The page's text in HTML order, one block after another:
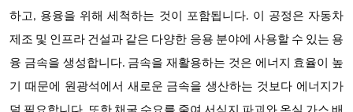
하고, 용융을 위해 세척하는 것이 포함됩니다. 이 공정은 자동차
제조 및 인프라 건설과 같은 다양한 응용 분야에 사용할 수 있는 용
융 금속을 생성합니다. 금속을 재활용하는 것은 에너지 효율이 높
기 때문에 원광석에서 새로운 금속을 생산하는 것보다 에너지가